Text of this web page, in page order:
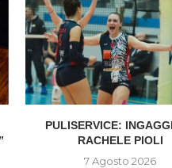
PULISERVICE:
RACHELE PIOLI
7 Agosto 2026